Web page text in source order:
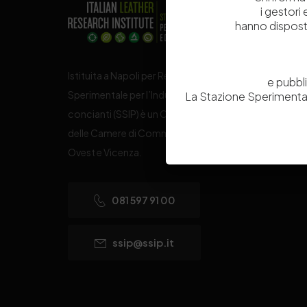
Istituita a Napoli per Regio Decreto nel 1885, la
Sperimentale per l’Industria delle Pelli e delle materie
concianti (SSIP) è un Organismo di Ricerca Nazionale
delle Camere di Commercio di Napoli, Toscana Nord-
Ovest e Vicenza.
081 597 91 00
ssip@ssip.it
i gestori
hanno
e
La Stazione